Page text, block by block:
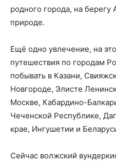
родного города, на
природе.
Ещё одно увлечение, на
путешествия по городам
побывать в Казани,
Новгороде, Элисте
Москве, Кабардино-
Чеченской Республике,
крае, Ингушетии и
Сейчас волжский